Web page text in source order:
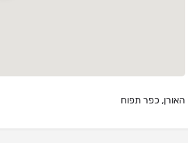
האורן, כפר תפוח